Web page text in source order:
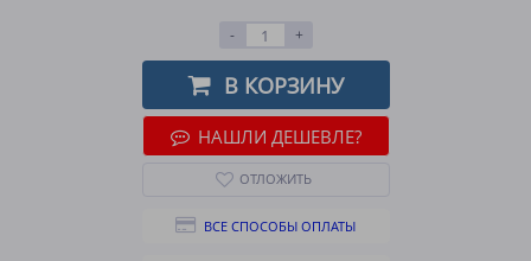
- +
В КОРЗИНУ
НАШЛИ ДЕШЕВЛЕ?
ОТЛОЖИТЬ
ВСЕ СПОСОБЫ ОПЛАТЫ